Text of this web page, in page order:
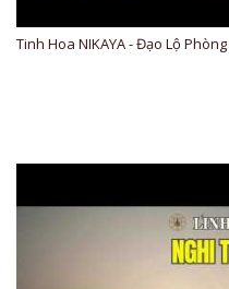
Tinh Hoa NIKAYA - Đạo Lộ